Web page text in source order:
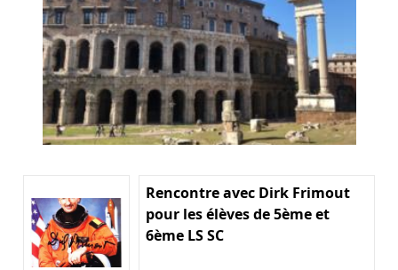
Rencontre avec Dirk Frimout
pour les élèves de 5ème et
6ème LS SC